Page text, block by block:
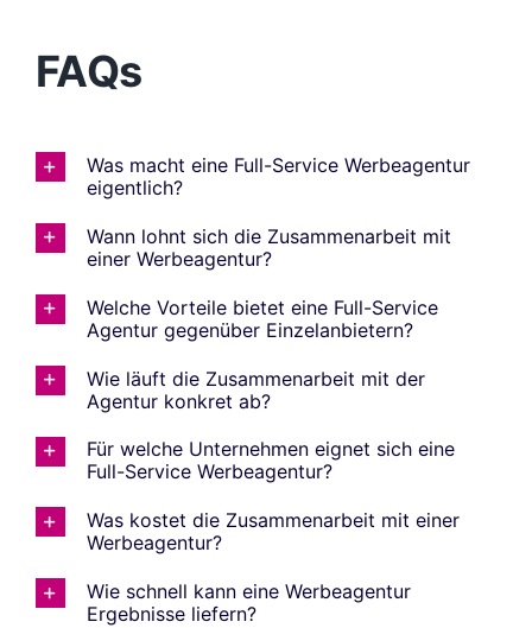
FAQs
Was macht eine Full-Service Werbeagentur
eigentlich?
Wann lohnt sich die Zusammenarbeit mit
einer Werbeagentur?
Welche Vorteile bietet eine Full-Service
Agentur gegenüber Einzelanbietern?
Wie läuft die Zusammenarbeit mit der
Agentur konkret ab?
Für welche Unternehmen eignet sich eine
Full-Service Werbeagentur?
Was kostet die Zusammenarbeit mit einer
Werbeagentur?
Wie schnell kann eine Werbeagentur
Ergebnisse liefern?